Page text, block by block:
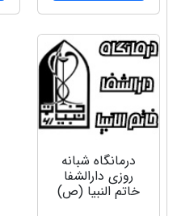
درمانگاه شبانه
روزی دارالشفا
خاتم النبیا (ص)